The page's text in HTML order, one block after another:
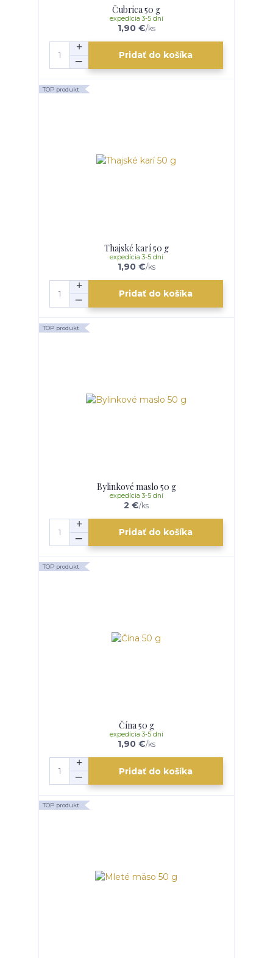
Čubrica 50 g
1,90 €/ks
expedícia 3-5 dní
Pridať do košíka
TOP produkt
Thajské karí 50 g
1,90 €/ks
expedícia 3-5 dní
Pridať do košíka
TOP produkt
Bylinkové maslo 50 g
2 €/ks
expedícia 3-5 dní
Pridať do košíka
TOP produkt
Čína 50 g
1,90 €/ks
expedícia 3-5 dní
Pridať do košíka
TOP produkt